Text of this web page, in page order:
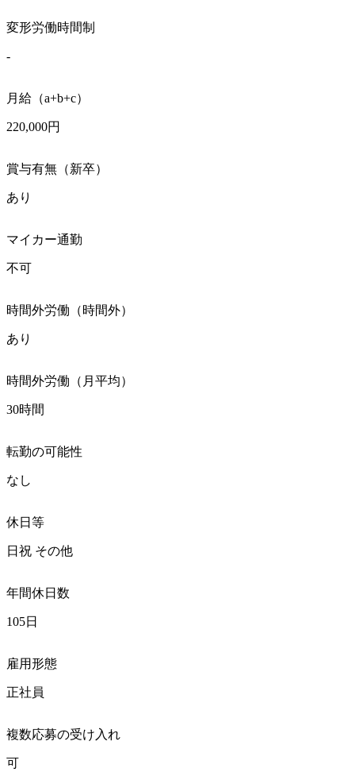
変形労働時間制
-
月給（a+b+c）
220,000円
賞与有無（新卒）
あり
マイカー通勤
不可
時間外労働（時間外）
あり
時間外労働（月平均）
30時間
転勤の可能性
なし
休日等
日祝 その他
年間休日数
105日
雇用形態
正社員
複数応募の受け入れ
可